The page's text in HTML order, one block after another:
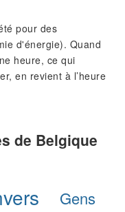
pour des
d'énergie). Quand
heure, ce qui
en revient à l’heure
de Belgique
Gens